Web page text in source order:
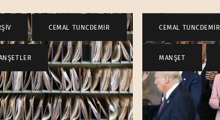
, CEMAL TUNCDEMİR , CEMAL TUNCDEMİR
MANŞET ,